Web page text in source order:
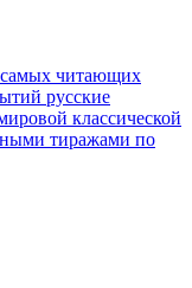
читающих
русские
классической
тиражами по